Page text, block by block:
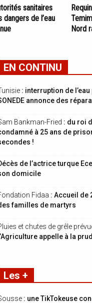
sanitaires
de l’eau
Nord
EN CONTINU
: interruption de
annonce des
Bankman-Fried : du roi
à 25 ans de
!
de l’actrice turque
domicile
Fidaa : Accueil de
familles de martyrs
et chutes de grêle
l’Agriculture appelle à la
Les +
: une TikTokeuse